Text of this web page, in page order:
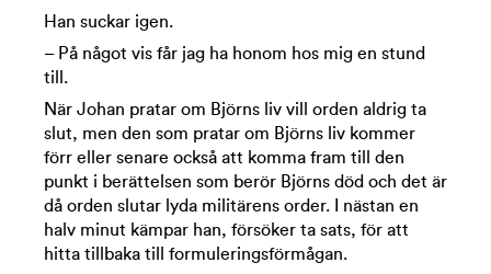
Han suckar igen.
– På något vis får jag ha honom hos mig en stund
till.
När Johan pratar om Björns liv vill orden aldrig ta
slut, men den som pratar om Björns liv kommer
förr eller senare också att komma fram till den
punkt i berättelsen som berör Björns död och det är
då orden slutar lyda militärens order. I nästan en
halv minut kämpar han, försöker ta sats, för att
hitta tillbaka till formuleringsförmågan.